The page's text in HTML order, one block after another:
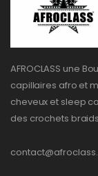
AFROCLASS une
capillaires afro et
cheveux et sleep
des crochets